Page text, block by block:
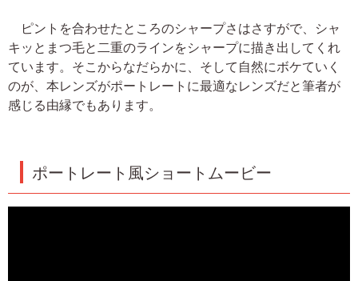
ピントを合わせたところのシャープさはさすがで、シャ
キッとまつ毛と二重のラインをシャープに描き出してくれ
ています。そこからなだらかに、そして自然にボケていく
のが、本レンズがポートレートに最適なレンズだと筆者が
感じる由縁でもあります。
ポートレート風ショートムービー